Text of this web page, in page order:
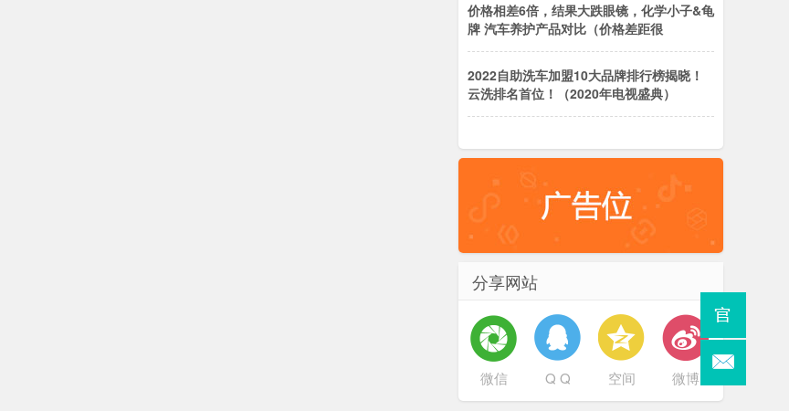
价格相差6倍，结果大跌眼镜，化学小子&龟
牌 汽车养护产品对比（价格差距很
2022自助洗车加盟10大品牌排行榜揭晓！
云洗排名首位！（2020年电视盛典）
分享网站
微信 Q Q 空间 微博